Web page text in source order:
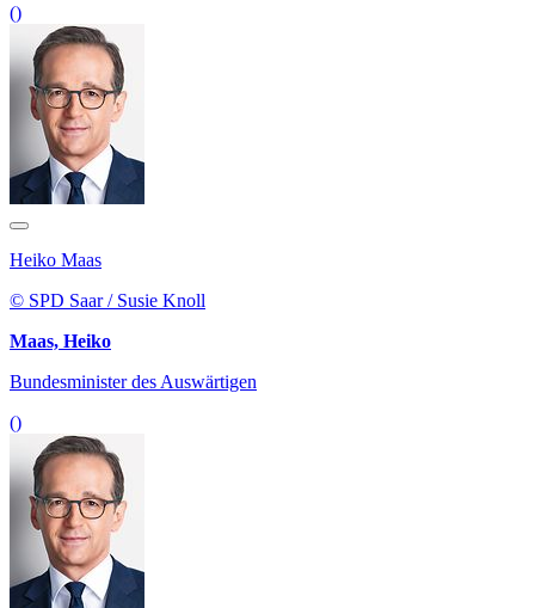
()
Heiko Maas
© SPD Saar / Susie Knoll
Maas, Heiko
Bundesminister des Auswärtigen
()